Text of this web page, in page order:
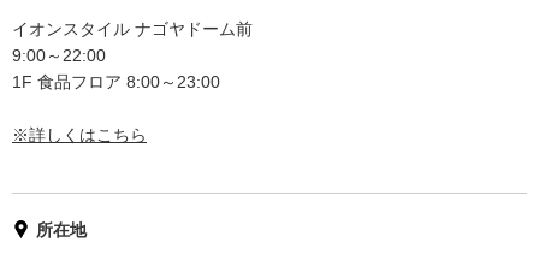
イオンスタイル ナゴヤドーム前
9:00～22:00
1F 食品フロア 8:00～23:00
※詳しくはこちら
所在地